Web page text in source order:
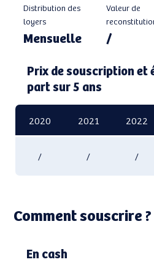
Valeur de
/
Distribution des
loyers
Mensuelle
2020 2021 2022
/ / /
Prix de souscription et
part sur 5 ans
En cash
Comment souscrire ?